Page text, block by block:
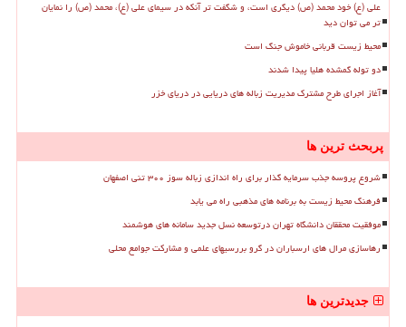
علی (ع) خود محمد (ص) دیگری است، و شگفت تر آنکه در سیمای علی (ع)، محمد (ص) را نمایان
تر می توان دید
محیط زیست قربانی خاموش جنگ است
دو توله گمشده هلیا پیدا شدند
آغاز اجرای طرح مشترک مدیریت زباله های دریایی در دریای خزر
پربحث ترین ها
شروع پروسه جذب سرمایه گذار برای راه اندازی زباله سوز ۳۰۰ تنی اصفهان
فرهنگ محیط زیست به برنامه های مذهبی راه می یابد
موفقیت محققان دانشگاه تهران درتوسعه نسل جدید سامانه های هوشمند
رهاسازی مرال های ارسباران در گرو بررسیهای علمی و مشارکت جوامع محلی
جدیدترین ها